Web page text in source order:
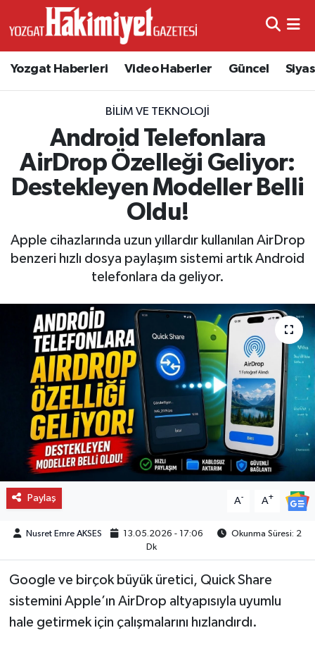
Yozgat Haberleri Video Haberler Güncel
BILIM VE TEKNOLOJI
Android Telefonlara
AirDrop Özelleği Geliyor:
Destekleyen Modeller Belli
Oldu!
Apple cihazlarında uzun yıllardır kullanılan AirDrop
benzeri hızlı dosya paylaşım sistemi artık Android
telefonlara da geliyor.
Paylaş A- A+
Nusret Emre AKSES 13.05.2026 - 17:06
Okunma Süresi: 2
Dk
Google ve birçok büyük üretici, Quick Share
sistemini Apple’ın AirDrop altyapısıyla uyumlu
hale getirmek için çalışmalarını hızlandırdı.